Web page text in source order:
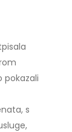
pokazali
s